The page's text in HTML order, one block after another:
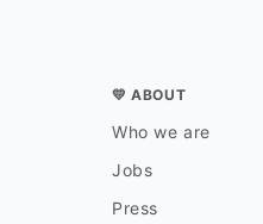
💛 ABOUT
Who we are
Jobs
Press